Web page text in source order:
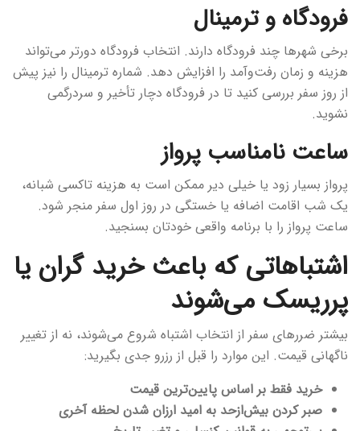
فرودگاه و ترمینال
برخی شهرها چند فرودگاه دارند. انتخاب فرودگاه دورتر می‌تواند
هزینه و زمان رفت‌وآمد را افزایش دهد. شماره ترمینال را نیز پیش
از روز سفر بررسی کنید تا در فرودگاه دچار تأخیر و سردرگمی
نشوید.
ساعت نامناسب پرواز
پرواز بسیار زود یا خیلی دیر ممکن است به هزینه تاکسی شبانه،
یک شب اقامت اضافه یا خستگی در روز اول سفر منجر شود.
ساعت پرواز را با برنامه واقعی خودتان بسنجید.
اشتباهاتی که باعث خرید گران یا
پرریسک می‌شوند
بیشتر ضررهای سفر از انتخاب اشتباه شروع می‌شوند، نه از تغییر
ناگهانی قیمت. این موارد را قبل از رزرو جدی بگیرید:
خرید فقط بر اساس پایین‌ترین قیمت
صبر کردن بیش‌ازحد به امید ارزان شدن لحظه آخری